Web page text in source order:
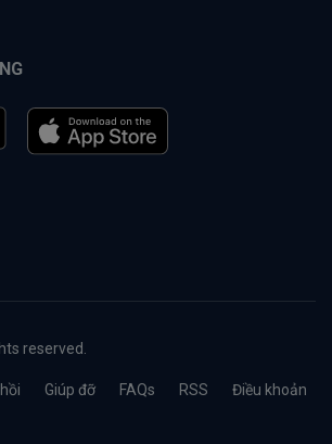
reserved.
Giúp đỡ FAQs RSS Điều khoản